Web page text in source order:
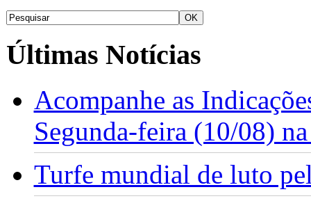
Últimas Notícias
Acompanhe as
Segunda-feira (10/08)
Turfe mundial de luto